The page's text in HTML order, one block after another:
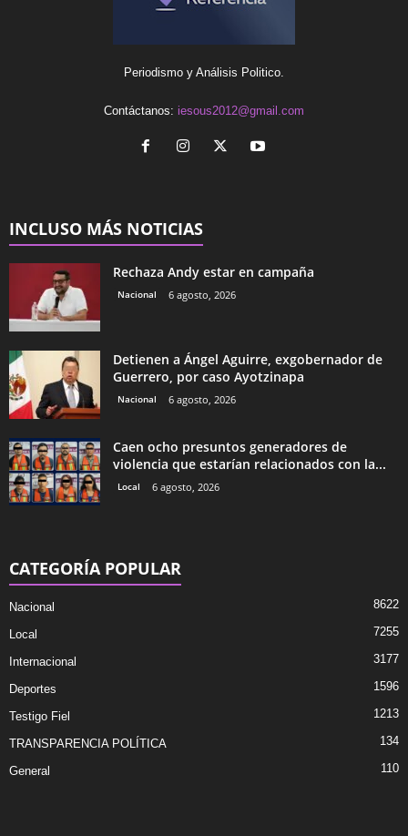
Periodismo y Análisis Politico.
Contáctanos: iesous2012@gmail.com
INCLUSO MÁS NOTICIAS
Rechaza Andy estar en campaña
Nacional 6 agosto, 2026
Detienen a Ángel Aguirre, exgobernador de
Guerrero, por caso Ayotzinapa
Nacional 6 agosto, 2026
Caen ocho presuntos generadores de
violencia que estarían relacionados con la...
Local 6 agosto, 2026
CATEGORÍA POPULAR
Nacional 8622
Local 7255
Internacional 3177
Deportes 1596
Testigo Fiel 1213
TRANSPARENCIA POLÍTICA 134
General 110